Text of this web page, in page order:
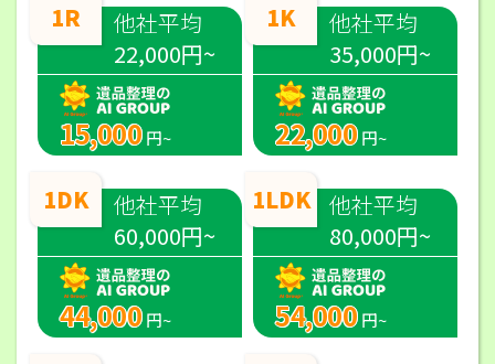
1R
他社平均
22,000円~
15,000 円~
1DK
他社平均
60,000円~
44,000 円~
1K
他社平均
35,000円~
22,000 円~
1LDK 他社平均
80,000円~
54,000 円~